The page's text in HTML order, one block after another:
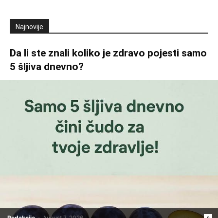
Najnovije
Da li ste znali koliko je zdravo pojesti samo
5 šljiva dnevno?